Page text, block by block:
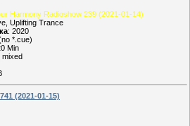
Harmony Radioshow 239 (2021-01-14)
Uplifting Trance
: 2020
*.cue)
Min
mixed
(2021-01-15)